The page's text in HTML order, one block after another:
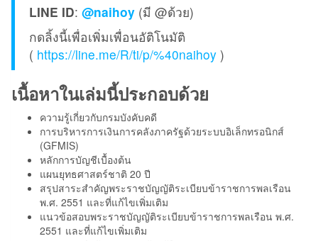
LINE ID: @naihoy (มี @ด้วย)
กดลิ้งนี้เพื่อเพิ่มเพื่อนอัติโนมัติ
( https://line.me/R/ti/p/%40naihoy )
เนื้อหาในเล่มนี้ประกอบด้วย
ความรู้เกี่ยวกับกรมบังคับคดี
การบริหารการเงินการคลังภาครัฐด้วยระบบอิเล็กทรอนิกส์
(GFMIS)
หลักการบัญชีเบื้องต้น
แผนยุทธศาสตร์ชาติ 20 ปี
สรุปสาระสำคัญพระราชบัญญัติระเบียบข้าราชการพลเรือน
พ.ศ. 2551 และที่แก้ไขเพิ่มเติม
แนวข้อสอบพระราชบัญญัติระเบียบข้าราชการพลเรือน พ.ศ.
2551 และที่แก้ไขเพิ่มเติม